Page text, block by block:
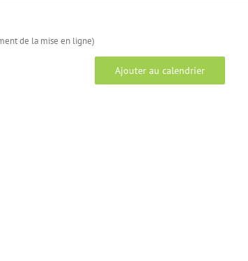
de la mise en ligne)
Ajouter au calendrier